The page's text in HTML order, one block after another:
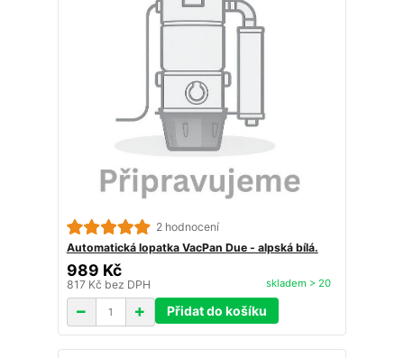
2 hodnocení
Automatická lopatka VacPan Due - alpská bílá.
989 Kč
817 Kč bez DPH skladem > 20
Přidat do košíku